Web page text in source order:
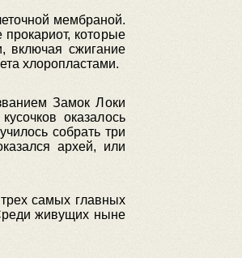
мембраной.
которые
включая сжигание
хлоропластами.
Замок Локи
оказалось
собрать три
архей, или
самых главных
живущих ныне